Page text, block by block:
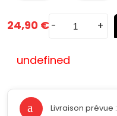
24,90 € - +
undefined
Livraison prévue :